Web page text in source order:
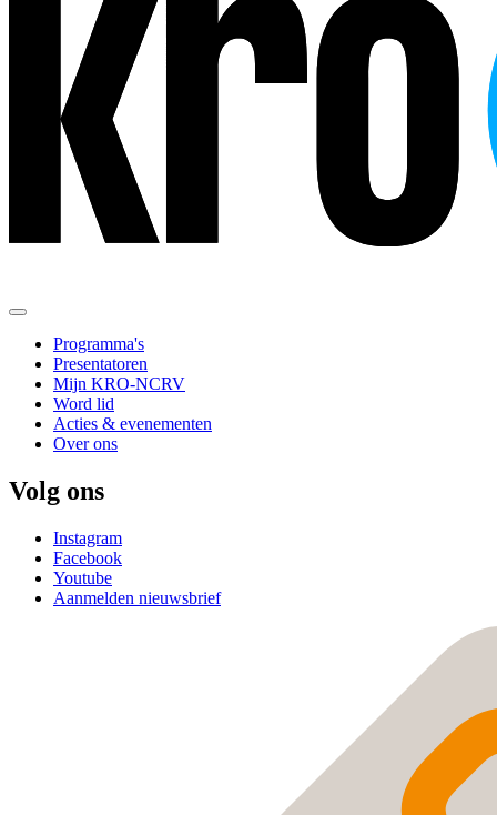
Programma's
Presentatoren
Mijn KRO-NCRV
Word lid
Acties & evenementen
Over ons
Volg ons
Instagram
Facebook
Youtube
Aanmelden nieuwsbrief